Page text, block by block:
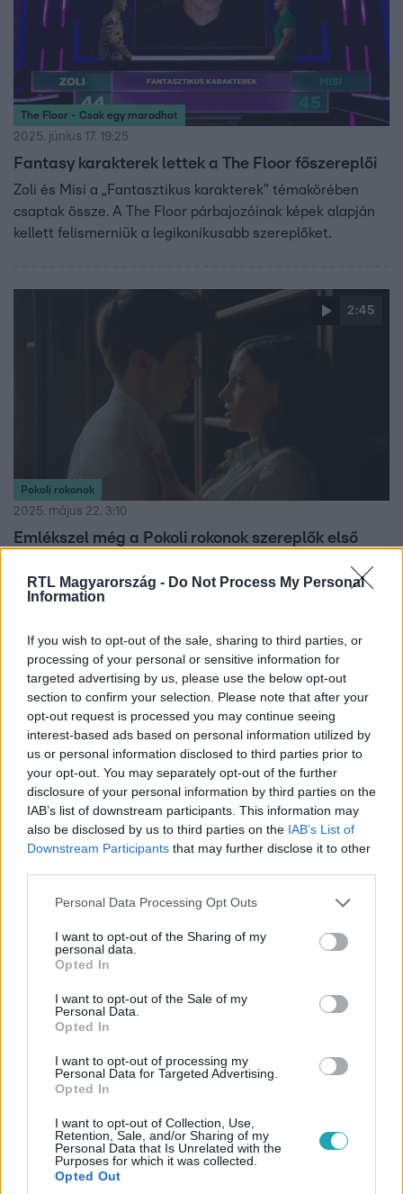
RTL Magyarország - Do Not Process My Personal
Information
If you wish to opt-out of the sale, sharing to third parties, or
processing of your personal or sensitive information for
targeted advertising by us, please use the below opt-out
section to confirm your selection. Please note that after your
opt-out request is processed you may continue seeing
interest-based ads based on personal information utilized by
us or personal information disclosed to third parties prior to
your opt-out. You may separately opt-out of the further
disclosure of your personal information by third parties on the
IAB’s list of downstream participants. This information may
also be disclosed by us to third parties on the IAB’s List of
Downstream Participants that may further disclose it to other
Please note that this website/app uses one or more Google
not limited to your visit or usage behaviour. You may click to
grant or deny consent to Google and its third-party tags to
use your data for below specified purposes in below Google
consent section.
Personal Data Processing Opt Outs
I want to opt-out of the Sharing of my
personal data.
Opted In
I want to opt-out of the Sale of my
Personal Data.
Opted In
I want to opt-out of processing my
Personal Data for Targeted Advertising.
Opted In
I want to opt-out of Collection, Use,
Retention, Sale, and/or Sharing of my
Personal Data that Is Unrelated with the
Purposes for which it was collected.
Opted Out
The Floor - Csak egy maradhat
2025. június 17. 19:25
Fantasy karakterek lettek a The Floor főszereplői
Zoli és Misi a „Fantasztikus karakterek” témakörében
csaptak össze. A The Floor párbajozóinak képek alapján
kellett felismerniük a legikonikusabb szereplőket.
2:45
Pokoli rokonok
2025. május 22. 3:10
Emlékszel még a Pokoli rokonok szereplők első
Zsófi és Olivér első találkozása mindenkit levett a lábáról
2:02
2024. november 16. 9:00
dr. Rátkai Tímea: Végig hazudni és manipulálni
kastélyba, hogy jogász doktori címe ne rémissze meg
játékostársait. Tímea nagyon szeretné, ha az árulók
hogy feladja Az Árulók - Gyilkosság a kastélyban játékát.